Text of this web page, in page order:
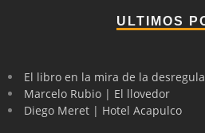
ULTIMOS
El libro en la mira de la
Marcelo Rubio | El llovedor
Diego Meret | Hotel Acapulco